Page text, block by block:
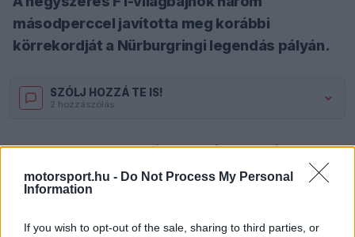
motorsport.hu - Do Not Process My Personal
Information
If you wish to opt-out of the sale, sharing to third parties, or
másodperccel javította meg korábbi
körrekordját a Nürburgringi legendás pályán.
SZÓLJ HOZZÁ TE IS!
2 hozzászólás.
Max Verstappenismét bizonyította kivételes
tehetségét: a Red Bull Forma–1-es pilótája
is megdöntötte a Nürburgringi Nordschleife